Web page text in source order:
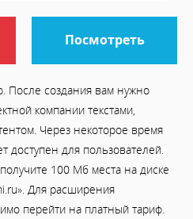
Посмотреть
После создания вам нужно
компании текстами,
Через некоторое время
доступен для пользователей.
100 Мб места на диске
Для расширения
перейти на платный тариф.